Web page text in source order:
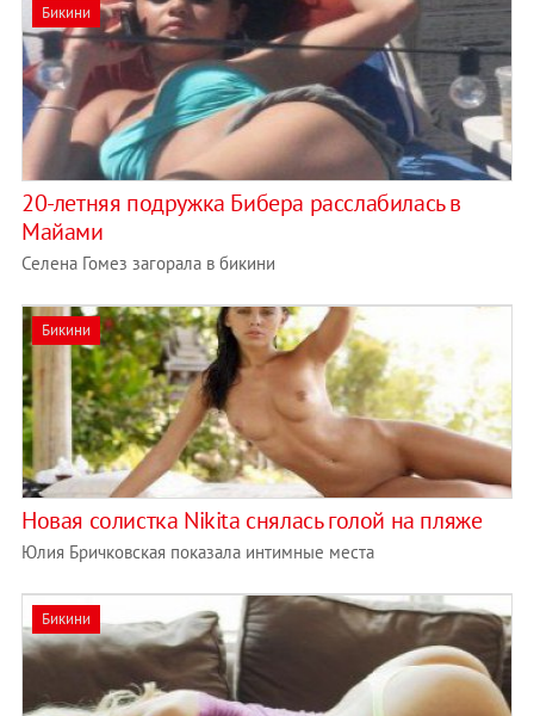
Бикини
20-летняя подружка Бибера расслабилась в
Майами
Селена Гомез загорала в бикини
Бикини
Новая солистка Nikita снялась голой на пляже
Юлия Бричковская показала интимные места
Бикини